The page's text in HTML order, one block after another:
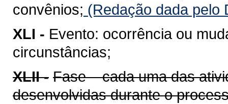
convênios; (Redação dada pelo
XLI - Evento: ocorrência ou
circunstâncias;
XLII - Fase – cada uma das
desenvolvidas durante o